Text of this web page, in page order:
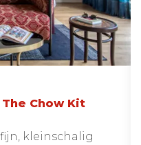
Chow Kit
kleinschalig